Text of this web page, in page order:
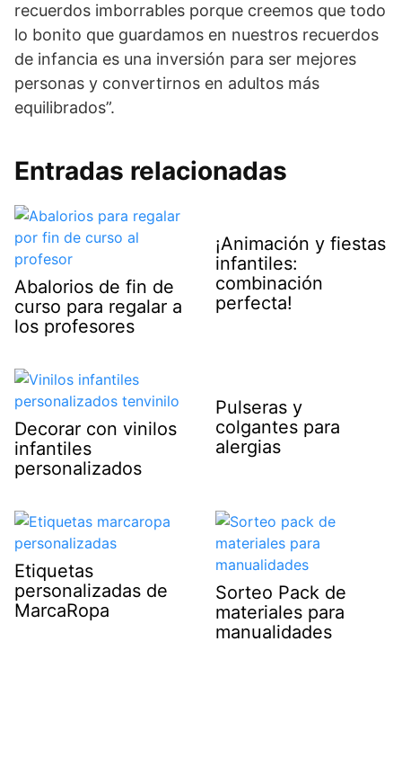
recuerdos imborrables porque creemos que todo
lo bonito que guardamos en nuestros recuerdos
de infancia es una inversión para ser mejores
personas y convertirnos en adultos más
equilibrados”.
Entradas relacionadas
Abalorios de fin de
curso para regalar a
los profesores
¡Animación y fiestas
infantiles:
combinación
perfecta!
Decorar con vinilos
infantiles
personalizados
Pulseras y
colgantes para
alergias
Etiquetas
personalizadas de
MarcaRopa
Sorteo Pack de
materiales para
manualidades